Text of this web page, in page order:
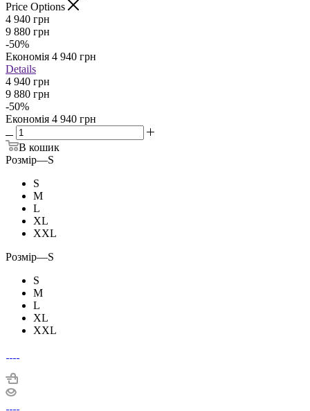
Price Options
4 940 грн
9 880 грн
-50%
Економія 4 940 грн
Details
4 940 грн
9 880 грн
-50%
Економія 4 940 грн
В кошик
Розмір—S
S
M
L
XL
XXL
Розмір—S
S
M
L
XL
XXL